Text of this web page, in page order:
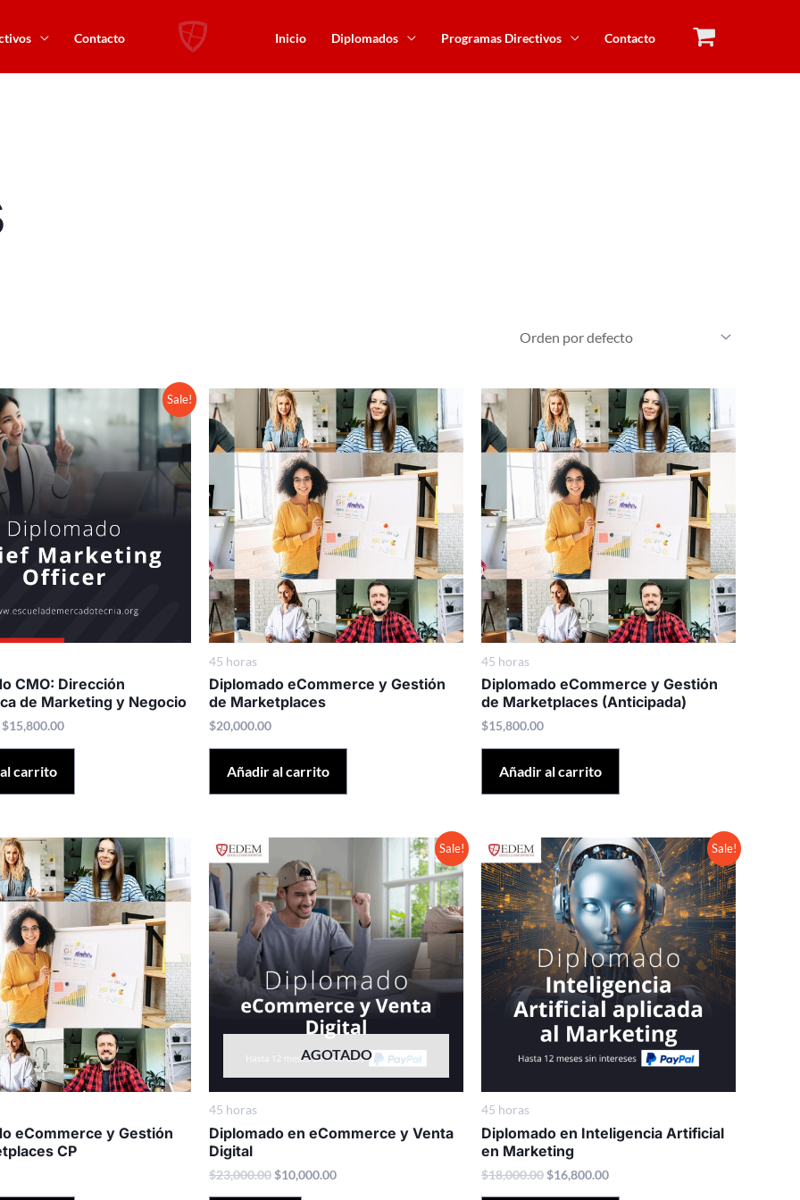
Contacto Inicio Diplomados Programas Directivos Contacto
Sale!
CMO: Dirección
de Marketing y Negocio
Original
price
was:
$20,000.00.
$15,800.00
Current
is:
$15,800.00.
carrito
45 horas
Diplomado eCommerce y Gestión
de Marketplaces
$20,000.00
Añadir al carrito
45 horas
Diplomado eCommerce y Gestión
de Marketplaces (Anticipada)
$15,800.00
Añadir al carrito
eCommerce y Gestión
CP
Sale!
AGOTADO
45 horas
Diplomado en eCommerce y Venta
Digital
$23,000.00
price
was:
$23,000.00.
$10,000.00
is:
$10,000.00.
Sale!
45 horas
Diplomado en Inteligencia Artificial
en Marketing
$18,000.00
Original
price
was:
$18,000.00.
$16,800.00
Current
price
is:
$16,800.00.